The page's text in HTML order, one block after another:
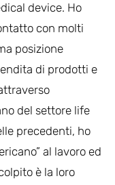
device. Ho
con molti
posizione
di prodotti e
del settore life
precedenti, ho
al lavoro ed
è la loro